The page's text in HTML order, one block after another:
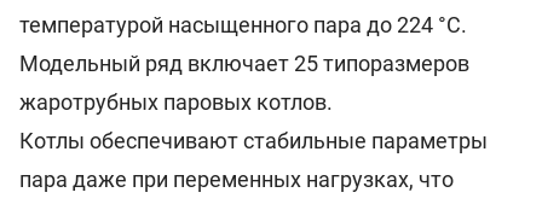
температурой насыщенного пара до 224 °C.
Модельный ряд включает 25 типоразмеров
жаротрубных паровых котлов.
Котлы обеспечивают стабильные параметры
пара даже при переменных нагрузках, что